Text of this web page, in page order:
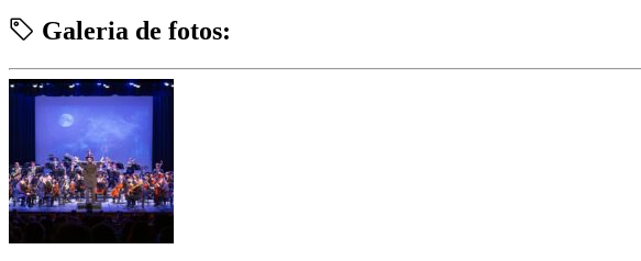
Galeria de fotos: